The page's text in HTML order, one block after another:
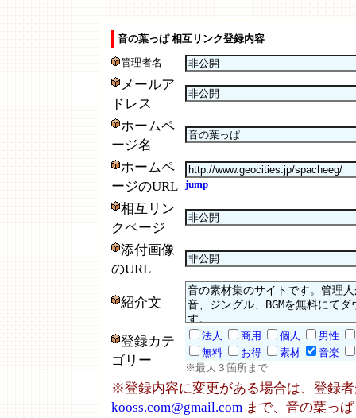
音の葉っぱ 相互リンク登録内容
管理者名
メールア
ドレス
ホームペ
ージ名
ホームペ
ージのURL jump
相互リン
クページ
添付画像
のURL
紹介文
登録カテ
ゴリー
法人 商用 個人
男性
無料
お得 素材
音楽
※最大３箇所まで
※登録内容に変更がある場合は、登録
kooss.com@gmail.com まで、音の葉っ